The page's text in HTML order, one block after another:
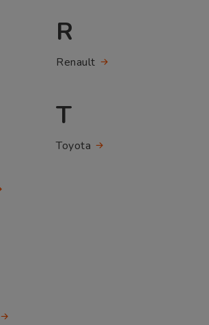
R
Renault
T
Toyota